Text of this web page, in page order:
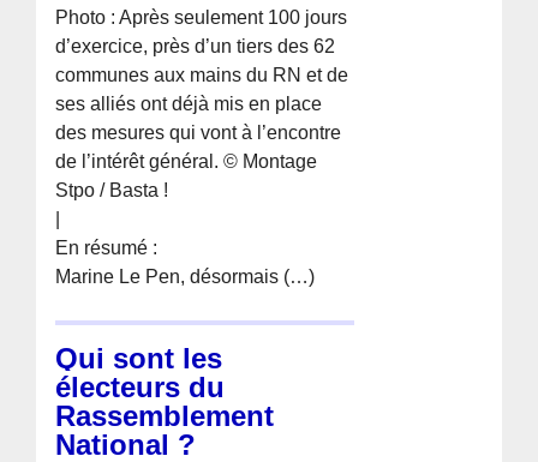
Photo : Après seulement 100 jours
d’exercice, près d’un tiers des 62
communes aux mains du RN et de
ses alliés ont déjà mis en place
des mesures qui vont à l’encontre
de l’intérêt général. © Montage
Stpo / Basta !
En résumé :
Marine Le Pen, désormais (…)
Qui sont les
électeurs du
Rassemblement
National ?